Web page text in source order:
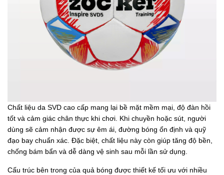
Chất liệu da SVD cao cấp mang lại bề mặt mềm mại, độ đàn hồi
tốt và cảm giác chân thực khi chơi. Khi chuyền hoặc sút, người
dùng sẽ cảm nhận được sự êm ái, đường bóng ổn định và quỹ
đạo bay chuẩn xác. Đặc biệt, chất liệu này còn giúp tăng độ bền,
chống bám bẩn và dễ dàng vệ sinh sau mỗi lần sử dụng.
Cấu trúc bên trong của quả bóng được thiết kế tối ưu với nhiều